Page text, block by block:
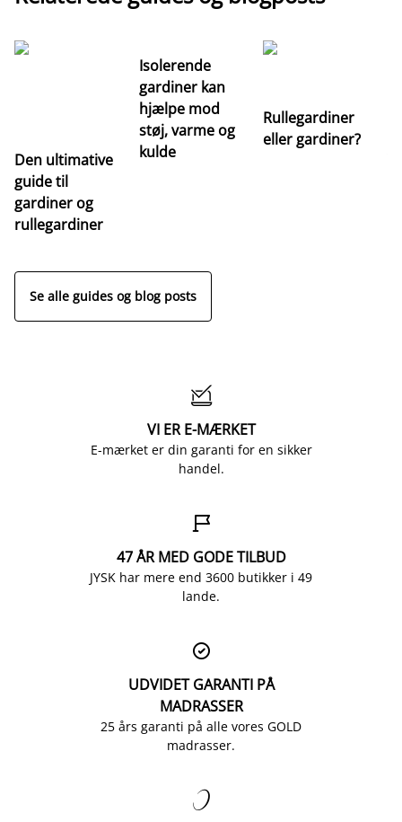
Den ultimative
guide til
gardiner og
rullegardiner
Isolerende
gardiner kan
hjælpe mod
støj, varme og
kulde
Rullegardiner
eller gardiner?
Se alle guides og blog posts

VI ER E-MÆRKET
E-mærket er din garanti for en sikker
handel.

47 ÅR MED GODE TILBUD
JYSK har mere end 3600 butikker i 49
lande.

UDVIDET GARANTI PÅ
MADRASSER
25 års garanti på alle vores GOLD
madrasser.
